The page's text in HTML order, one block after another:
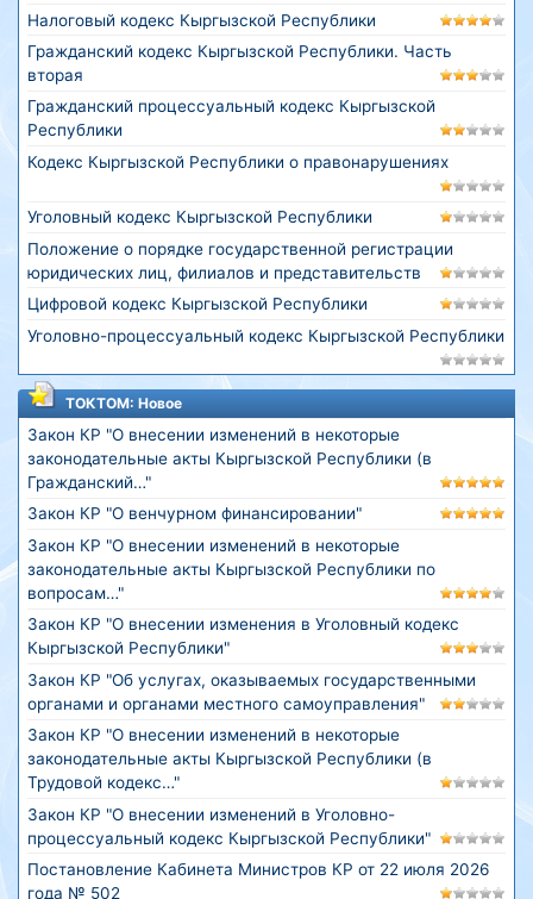
Налоговый кодекс Кыргызской Республики
Гражданский кодекс Кыргызской Республики. Часть
вторая
Гражданский процессуальный кодекс Кыргызской
Республики
Кодекс Кыргызской Республики о правонарушениях
Уголовный кодекс Кыргызской Республики
Положение о порядке государственной регистрации
юридических лиц, филиалов и представительств
Цифровой кодекс Кыргызской Республики
Уголовно-процессуальный кодекс Кыргызской Республики
ТОКТОМ: Новое
Закон КР "О внесении изменений в некоторые
законодательные акты Кыргызской Республики (в
Гражданский…"
Закон КР "О венчурном финансировании"
Закон КР "О внесении изменений в некоторые
законодательные акты Кыргызской Республики по
вопросам…"
Закон КР "О внесении изменения в Уголовный кодекс
Кыргызской Республики"
Закон КР "Об услугах, оказываемых государственными
органами и органами местного самоуправления"
Закон КР "О внесении изменений в некоторые
законодательные акты Кыргызской Республики (в
Трудовой кодекс…"
Закон КР "О внесении изменений в Уголовно-
процессуальный кодекс Кыргызской Республики"
Постановление Кабинета Министров КР от 22 июля 2026
года № 502